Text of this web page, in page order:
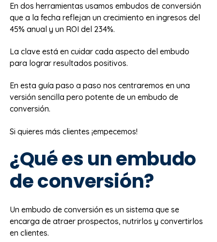
En dos herramientas usamos embudos de conversión
que a la fecha reflejan un crecimiento en ingresos del
45% anual y un ROI del 234%.
La clave está en cuidar cada aspecto del embudo
para lograr resultados positivos.
En esta guía paso a paso nos centraremos en una
versión sencilla pero potente de un embudo de
conversión.
Si quieres más clientes ¡empecemos!
¿Qué es un embudo
de conversión?
Un embudo de conversión es un sistema que se
encarga de atraer prospectos, nutrirlos y convertirlos
en clientes.